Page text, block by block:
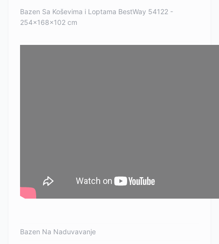
Bazen Sa Koševima i Loptama BestWay 54122 -
254x168x102 cm
Bazen Na Naduvavanje